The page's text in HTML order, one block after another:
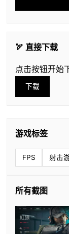
🏹 直接下载
点击按钮开始
下载
游戏标签
FPS 射击
所有截图